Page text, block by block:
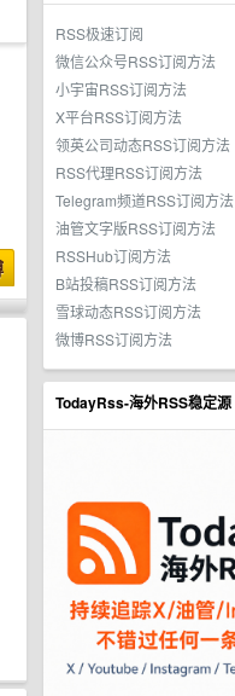
RSS极速订阅
微信公众号RSS订阅方法
小宇宙RSS订阅方法
X平台RSS订阅方法
领英公司动态RSS订阅方法
RSS代理RSS订阅方法
Telegram频道RSS订阅方法
油管文字版RSS订阅方法
RSSHub订阅方法
B站投稿RSS订阅方法
雪球动态RSS订阅方法
微博RSS订阅方法
TodayRss-海外RSS稳定源